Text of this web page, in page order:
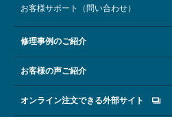
お客様サポート（問い合わせ）
修理事例のご紹介
お客様の声ご紹介
オンライン注文できる外部サイト